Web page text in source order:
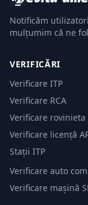
Notificăm
mulțumim că ne
VERIFICĂRI
Verificare ITP
Verificare RCA
Verificare rovinieta
Verificare licență
Stații ITP
Verificare auto
Verificare mașină